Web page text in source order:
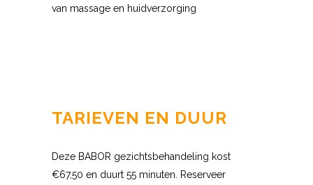
van massage en huidverzorging
TARIEVEN EN DUUR
Deze BABOR gezichtsbehandeling kost
€67,50 en duurt 55 minuten. Reserveer